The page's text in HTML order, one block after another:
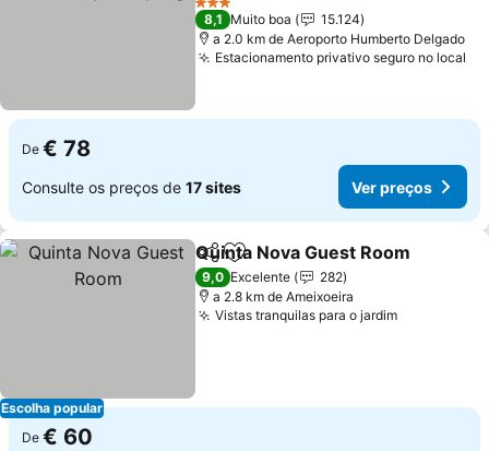
3 Estrelas
8,1 Muito boa
15.124
a 2.0 km de Aeroporto Humberto Delgado
Estacionamento privativo seguro no local
De € 78
Consulte os preços de 17 sites Ver preços
Escolha popular
PartilharAdicionar aos favoritos
Quinta Nova Guest Room
9,0 Excelente
282
a 2.8 km de Ameixoeira
Vistas tranquilas para o jardim
De € 60